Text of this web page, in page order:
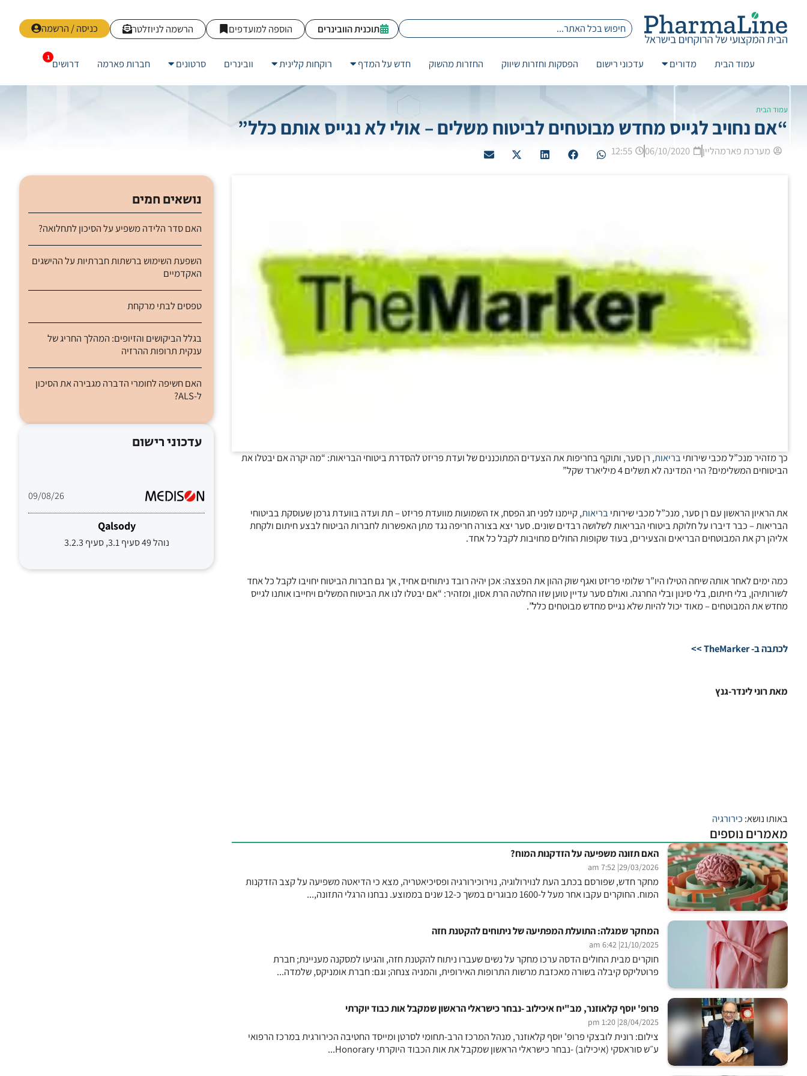
כניסה / הרשמה הרשמה לניוזלטר הוספה למועדפים תוכנית הוובינרים
עמוד הבית מדורים עדכוני רישום הפסקות וחזרות שיווק החזרות מהשוק חדש על המדף רוקחות קלינית וובינרים סרטונים חברות פארמה דרושים
עמוד הבית
“אם נחויב לגייס מחדש מבוטחים לביטוח משלים – אולי לא נגייס אותם כלל”
מערכת פארמהליין 06/10/2020
12:55
כך מזהיר מנכ”ל מכבי שירותי בריאות, רן סער, ותוקף בחריפות את הצעדים המתוכננים של ועדת פריזט להסדרת ביטוחי הבריאות: “מה יקרה אם יבטלו את
הביטוחים המשלימים? הרי המדינה לא תשלים 4 מיליארד שקל”
את הראיון הראשון עם רן סער, מנכ”ל מכבי שירותי בריאות, קיימנו לפני חג הפסח, אז השמועות מוועדת פריזט – תת ועדה בוועדת גרמן שעוסקת בביטוחי
הבריאות – כבר דיברו על חלוקת ביטוחי הבריאות לשלושה רבדים שונים. סער יצא בצורה חריפה נגד מתן האפשרות לחברות הביטוח לבצע חיתום ולקחת
אליהן רק את המבוטחים הבריאים והצעירים, בעוד שקופות החולים מחויבות לקבל כל אחד.
כמה ימים לאחר אותה שיחה הטילו היו”ר שלומי פריזט ואגף שוק ההון את הפצצה: אכן יהיה רובד ניתוחים אחיד, אך גם חברות הביטוח יחויבו לקבל כל אחד
לשורותיהן, בלי חיתום, בלי סינון ובלי החרגה. ואולם סער עדיין טוען שזו החלטה הרת אסון, ומזהיר: “אם יבטלו לנו את הביטוח המשלים ויחייבו אותנו לגייס
מחדש את המבוטחים – מאוד יכול להיות שלא נגייס מחדש מבוטחים כלל”.
לכתבה ב- TheMarker >>
מאת רוני לינדר-גנץ
באותו נושא: כירורגיה
מאמרים נוספים
האם תזונה משפיעה על הזדקנות המוח?
29/03/2026
| 7:52 am
מחקר חדש, שפורסם בכתב העת לנוירולוגיה, נוירוכירורגיה ופסיכיאטריה, מצא כי הדיאטה משפיעה על קצב הזדקנות
המוח. החוקרים עקבו אחר מעל ל-1600 מבוגרים במשך כ-12 שנים בממוצע. נבחנו הרגלי התזונה,...
המחקר שמגלה: התועלת המפתיעה של ניתוחים להקטנת חזה
21/10/2025
| 6:42 am
חוקרים מבית החולים הדסה ערכו מחקר על נשים שעברו ניתוח להקטנת חזה, והגיעו למסקנה מעניינת; חברת
פרוטליקס קיבלה בשורה מאכזבת מרשות התרופות האירופית, והמניה צנחה; וגם: חברת אומניקס, שלמדה...
פרופ' יוסף קלאוזנר, מב"יח איכילוב -נבחר כישראלי הראשון שמקבל אות כבוד יוקרתי
28/04/2025
| 1:20 pm
צילום: רונית לובצקי פרופ' יוסף קלאוזנר, מנהל המרכז הרב-תחומי לסרטן ומייסד החטיבה הכירורגית במרכז הרפואי
ע״ש סוראסקי (איכילוב) -נבחר כישראלי הראשון שמקבל את אות הכבוד היוקרתי Honorary...
נושאים חמים
האם סדר הלידה משפיע על הסיכון לתחלואה?
השפעת השימוש ברשתות חברתיות על ההישגים
האקדמיים
טפסים לבתי מרקחת
בגלל הביקושים והזיופים: המהלך החריג של
ענקית תרופות ההרזיה
האם חשיפה לחומרי הדברה מגבירה את הסיכון
ל-ALS?
עדכוני רישום
09/08/26
Qalsody
נוהל 49 סעיף 3.1, סעיף 3.2.3